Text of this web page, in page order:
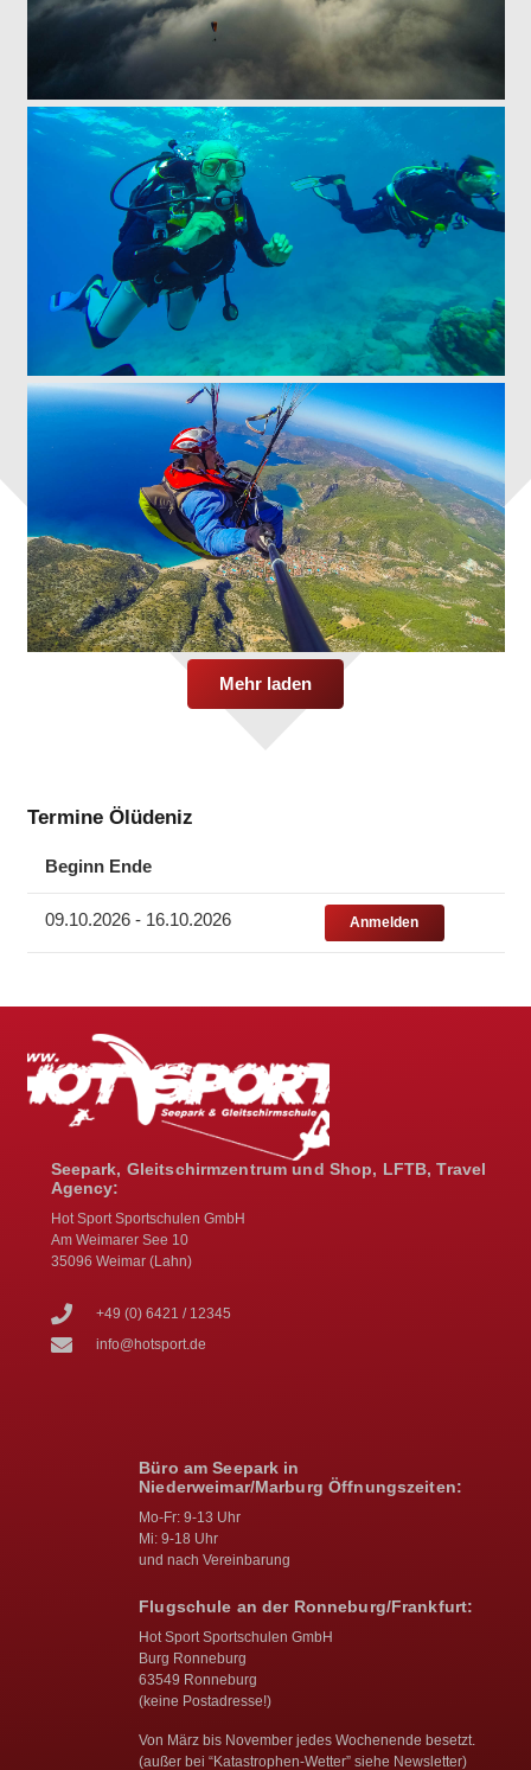
Mehr laden
Termine Ölüdeniz
Beginn Ende
09.10.2026 ‑ 16.10.2026 Anmelden
Seepark, Gleitschirmzentrum und Shop, LFTB, Travel
Agency:
Hot Sport Sportschulen GmbH
Am Weimarer See 10
35096 Weimar (Lahn)
+49 (0) 6421 / 12345
info@hotsport.de
Büro am Seepark in
Niederweimar/Marburg Öffnungszeiten:
Mo-Fr: 9-13 Uhr
Mi: 9-18 Uhr
und nach Vereinbarung
Flugschule an der Ronneburg/Frankfurt:
Hot Sport Sportschulen GmbH
Burg Ronneburg
63549 Ronneburg
(keine Postadresse!)
Von März bis November jedes Wochenende besetzt.
(außer bei “Katastrophen-Wetter” siehe Newsletter)